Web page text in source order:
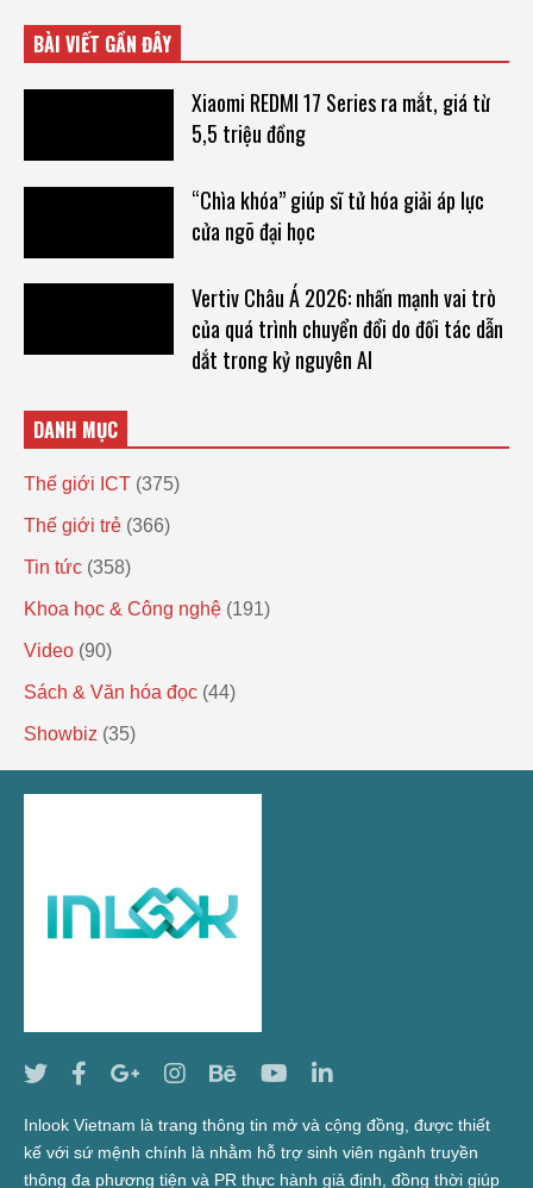
BÀI VIẾT GẦN ĐÂY
Xiaomi REDMI 17 Series ra mắt, giá từ
5,5 triệu đồng
“Chìa khóa” giúp sĩ tử hóa giải áp lực
cửa ngõ đại học
Vertiv Châu Á 2026: nhấn mạnh vai trò
của quá trình chuyển đổi do đối tác dẫn
dắt trong kỷ nguyên AI
DANH MỤC
Thế giới ICT (375)
Thế giới trẻ (366)
Tin tức (358)
Khoa học & Công nghệ (191)
Video (90)
Sách & Văn hóa đọc (44)
Showbiz (35)
Inlook Vietnam là trang thông tin mở và cộng đồng, được thiết
kế với sứ mệnh chính là nhằm hỗ trợ sinh viên ngành truyền
thông đa phương tiện và PR thực hành giả định, đồng thời giúp